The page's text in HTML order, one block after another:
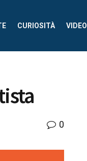
CURIOSITÀ VIDEO
0